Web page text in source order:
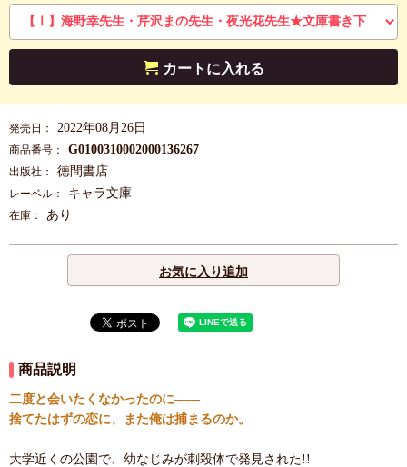
カートに入れる
発売日： 2022年08月26日
商品番号： G0100310002000136267
出版社： 徳間書店
レーベル： キャラ文庫
在庫： あり
お気に入り追加
商品説明
二度と会いたくなかったのに――
捨てたはずの恋に、また俺は捕まるのか。
大学近くの公園で、幼なじみが刺殺体で発見された!!